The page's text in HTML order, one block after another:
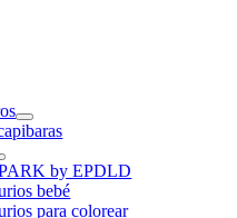
by EPDLD
bebé
para colorear